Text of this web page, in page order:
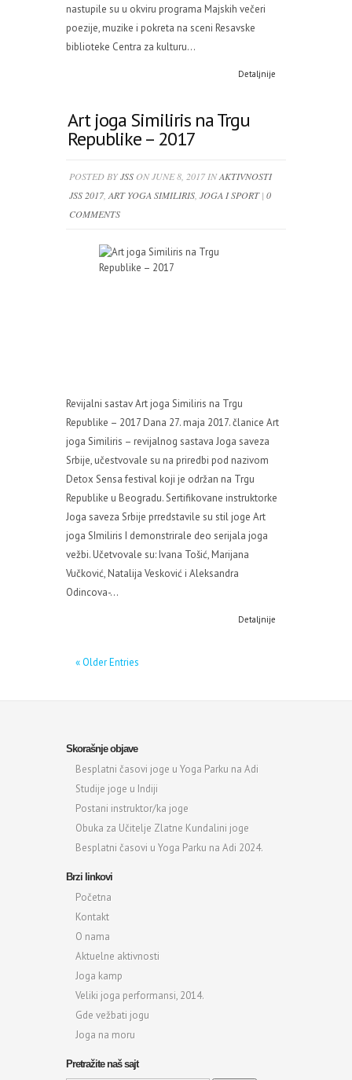
nastupile su u okviru programa Majskih večeri
poezije, muzike i pokreta na sceni Resavske
biblioteke Centra za kulturu...
Detaljnije
Art joga Similiris na Trgu
Republike – 2017
POSTED BYJSS ON JUNE 8, 2017 INAKTIVNOSTI
JSS 2017, ART YOGA SIMILIRIS JOGA I SPORT| 0
COMMENTS
Revijalni sastav Art joga Similiris na Trgu
Republike – 2017 Dana 27. maja 2017. članice Art
joga Similiris – revijalnog sastava Joga saveza
Srbije, učestvovale su na priredbi pod nazivom
Detox Sensa festival koji je održan na Trgu
Republike u Beogradu. Sertifikovane instruktorke
Joga saveza Srbije prredstavile su stil joge Art
joga SImiliris I demonstrirale deo serijala joga
vežbi. Učetvovale su: Ivana Tošić, Marijana
Vučković, Natalija Vesković i Aleksandra
Odincova-...
Detaljnije
« Older Entries
Skorašnje objave
Besplatni časovi joge u Yoga Parku na Adi
Studije joge u Indiji
Postani instruktor/ka joge
Obuka za Učitelje Zlatne Kundalini joge
Besplatni časovi u Yoga Parku na Adi 2024.
Brzi linkovi
Početna
Kontakt
O nama
Aktuelne aktivnosti
Joga kamp
Veliki joga performansi, 2014.
Gde vežbati jogu
Joga na moru
Pretražite naš sajt